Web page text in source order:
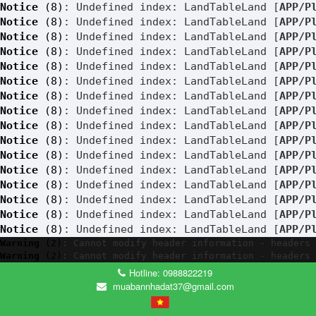
Notice (8) : Undefined index: LandTableLand [APP/
Notice (8) : Undefined index: LandTableLand [APP/
Notice (8) : Undefined index: LandTableLand [APP/
Notice (8) : Undefined index: LandTableLand [APP/
Notice (8) : Undefined index: LandTableLand [APP/
Notice (8) : Undefined index: LandTableLand [APP/
Notice (8) : Undefined index: LandTableLand [APP/
Notice (8) : Undefined index: LandTableLand [APP/
Notice (8) : Undefined index: LandTableLand [APP/
Notice (8) : Undefined index: LandTableLand [APP/
Notice (8) : Undefined index: LandTableLand [APP/
Notice (8) : Undefined index: LandTableLand [APP/
Notice (8) : Undefined index: LandTableLand [APP/
Notice (8) : Undefined index: LandTableLand [APP/
Notice (8) : Undefined index: LandTableLand [APP/
Notice (8) : Undefined index: LandTableLand [APP/
: Cannot modify header information -
: Cannot modify header information -
Hotline: 0988822219
muabannhadat37@gmail.com